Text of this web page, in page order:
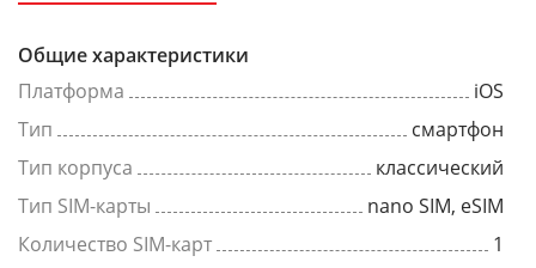
Общие характеристики
Платформа
iOS
Тип
смартфон
Тип корпуса
классический
Тип SIM-карты
nano SIM, eSIM
Количество SIM-карт
1